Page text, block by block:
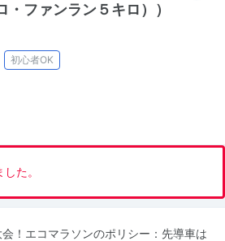
・ファンラン５キロ））
初心者OK
た。
！エコマラソンのポリシー：先導車は